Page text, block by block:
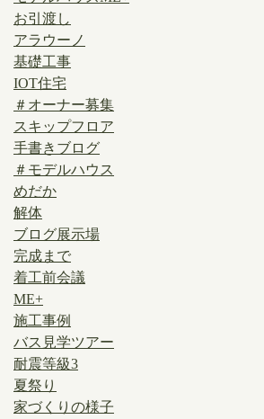
お引渡し
アラウーノ
基礎工事
IOT住宅
＃オーナー募集
スキップフロア
手書きブログ
＃モデルハウス
めだか
解体
ブログ展示場
完成まで
着工前会議
ME+
施工事例
バス見学ツアー
耐震等級3
夏祭り
家づくりの様子